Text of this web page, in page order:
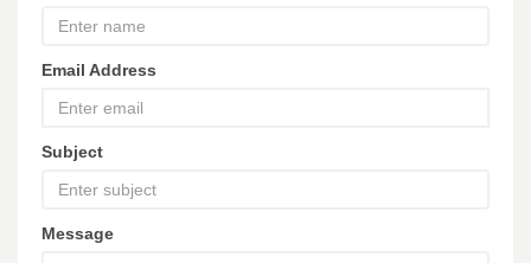
Email Address
Subject
Message